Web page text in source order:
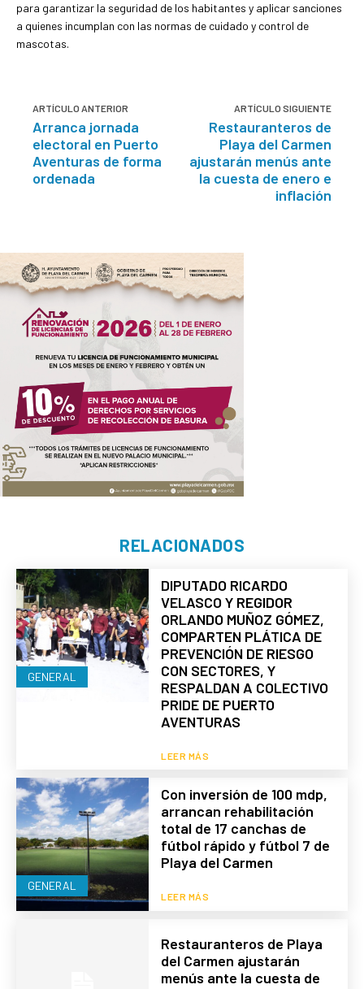
RELACIONADOS
GENERAL
DIPUTADO RICARDO
VELASCO Y REGIDOR
ORLANDO MUÑOZ GÓMEZ,
COMPARTEN PLÁTICA DE
PREVENCIÓN DE RIESGO
CON SECTORES, Y
RESPALDAN A COLECTIVO
PRIDE DE PUERTO
AVENTURAS
LEER MÁS
GENERAL
Con inversión de 100 mdp,
arrancan rehabilitación
total de 17 canchas de
fútbol rápido y fútbol 7 de
Playa del Carmen
LEER MÁS
Restauranteros de Playa
del Carmen ajustarán
menús ante la cuesta de
para garantizar la seguridad de los habitantes y aplicar sanciones
a quienes incumplan con las normas de cuidado y control de
mascotas.
ARTÍCULO ANTERIOR
Arranca jornada
electoral en Puerto
Aventuras de forma
ordenada
ARTÍCULO SIGUIENTE
Restauranteros de
Playa del Carmen
ajustarán menús ante
la cuesta de enero e
inflación